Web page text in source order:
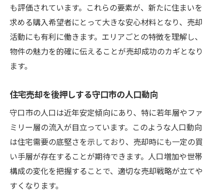
も評価されています。これらの要素が、新たに住まいを
求める購入希望者にとって大きな安心材料となり、売却
活動にも有利に働きます。エリアごとの特徴を理解し、
物件の魅力を的確に伝えることが売却成功のカギとなり
ます。
住宅売却を後押しする守口市の人口動向
守口市の人口は近年安定傾向にあり、特に若年層やファ
ミリー層の流入が目立っています。このような人口動向
は住宅需要の底堅さを示しており、売却時にも一定の買
い手層が存在することが期待できます。人口増加や世帯
構成の変化を把握することで、適切な売却戦略が立てや
すくなります。